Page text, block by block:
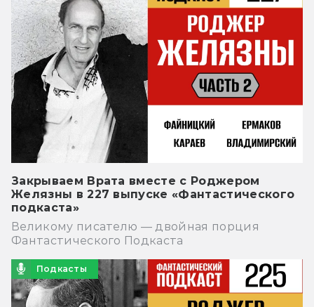
Закрываем Врата вместе с Роджером
Желязны в 227 выпуске «Фантастического
подкаста»
Великому писателю — двойная порция
Фантастического Подкаста
Подкасты